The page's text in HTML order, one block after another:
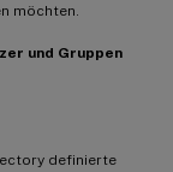
möchten.
und Gruppen
definierte